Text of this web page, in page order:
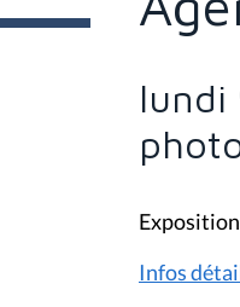
e
s
lundi
Infos